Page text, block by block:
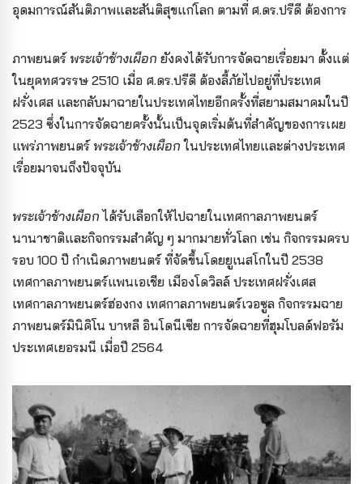
อุดมการณ์สันติภาพและสันติสุขแก่โลก ตามที่ ศ.ดร.ปรีดี ต้องการ
ภาพยนตร์ พระเจ้าช้างเผือก ยังคงได้รับการจัดฉายเรื่อยมา ตั้งแต่
ในยุคทศวรรษ 2510 เมื่อ ศ.ดร.ปรีดี ต้องลี้ภัยไปอยู่ที่ประเทศ
ฝรั่งเศส และกลับมาฉายในประเทศไทยอีกครั้งที่สยามสมาคมในปี
2523 ซึ่งในการจัดฉายครั้งนั้นเป็นจุดเริ่มต้นที่สำคัญของการเผย
แพร่ภาพยนตร์ พระเจ้าช้างเผือก ในประเทศไทยและต่างประเทศ
เรื่อยมาจนถึงปัจจุบัน
พระเจ้าช้างเผือก ได้รับเลือกให้ไปฉายในเทศกาลภาพยนตร์
นานาชาติและกิจกรรมสำคัญ ๆ มากมายทั่วโลก เช่น กิจกรรมครบ
รอบ 100 ปี กำเนิดภาพยนตร์ ที่จัดขึ้นโดยยูเนสโกในปี 2538
เทศกาลภาพยนตร์แพนเอเชีย เมืองโดวิลล์ ประเทศฝรั่งเศส
เทศกาลภาพยนตร์ฮ่องกง เทศกาลภาพยนตร์เวอซูล กิจกรรมฉาย
ภาพยนตร์มินิคิโน บาหลี อินโดนีเซีย การจัดฉายที่ฮุมโบลด์ฟอรัม
ประเทศเยอรมนี เมื่อปี 2564